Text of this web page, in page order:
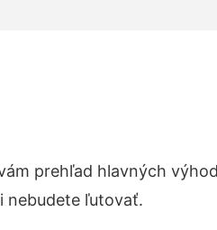
prehľad hlavných
nebudete ľutovať.